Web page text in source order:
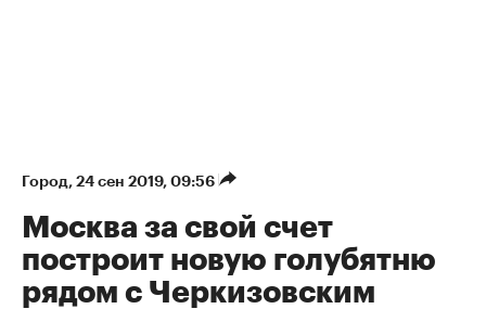
Город⁠, 24 сен 2019, 09:56
Москва за свой счет
построит новую голубятню
рядом с Черкизовским